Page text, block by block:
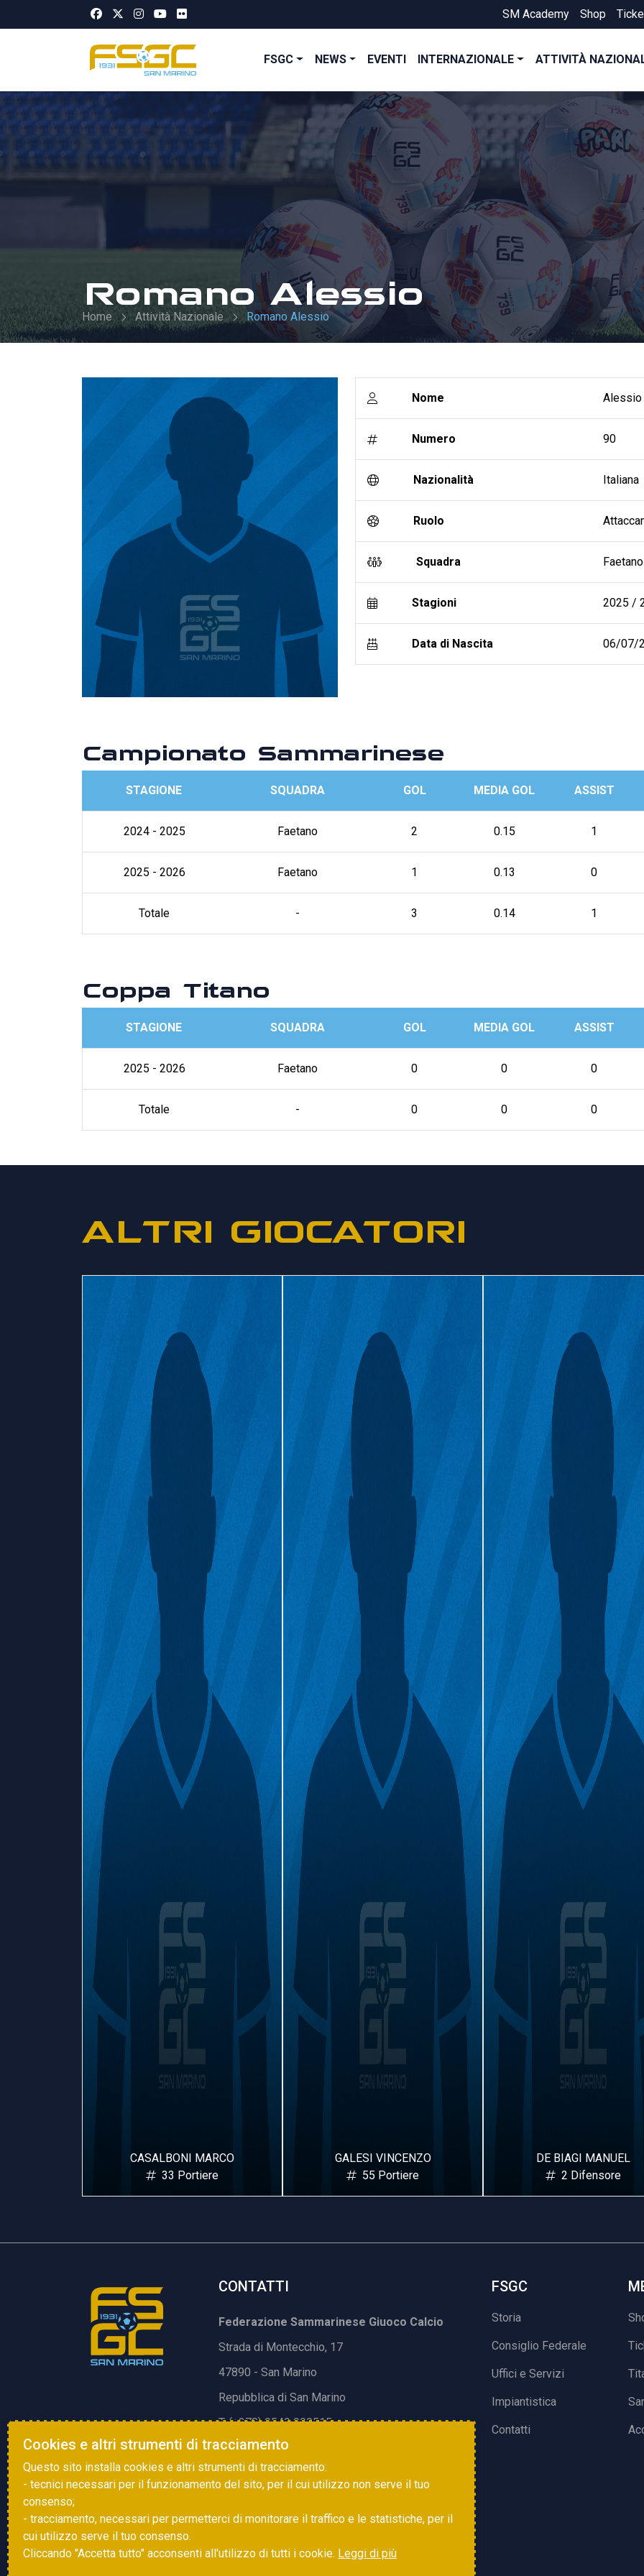
SM Academy Shop
FSGC NEWS EVENTI INTERNAZIONALE ATTIVITÀ
Romano Alessio
Home Attività Nazionale Romano Alessio
Nome Alessio
Numero 90
Nazionalità Italiana
Ruolo
Squadra Faetano
Stagioni 2025 /
Data di Nascita 06/07/
Campionato Sammarinese
STAGIONE SQUADRA GOL MEDIA GOL ASSIST
2024 - 2025 Faetano 2 0.15 1
2025 - 2026 Faetano 1 0.13 0
Totale - 3 0.14 1
Coppa Titano
STAGIONE SQUADRA GOL MEDIA GOL ASSIST
2025 - 2026 Faetano 0 0 0
Totale - 0 0 0
ALTRI GIOCATORI
CASALBONI MARCO
GALESI VINCENZO
DE BIAGI MANUEL
CONTATTI
Federazione Sammarinese Giuoco Calcio
Strada di Montecchio, 17
47890 - San Marino
Repubblica di San Marino
T. (+378) 0549 990515
E.info@fsgc.sm
FSGC
Storia
Consiglio Federale
Uffici e Servizi
Impiantistica
Contatti
Cookies e altri strumenti di tracciamento
Questo sito installa cookies e altri strumenti di tracciamento:
- tecnici necessari per il funzionamento del sito, per il cui utilizzo non serve il tuo
consenso;
- tracciamento, necessari per permetterci di monitorare il traffico e le statistiche, per il
cui utilizzo serve il tuo consenso.
Cliccando "Accetta tutto" acconsenti all'utilizzo di tutti i cookie. Leggi di più